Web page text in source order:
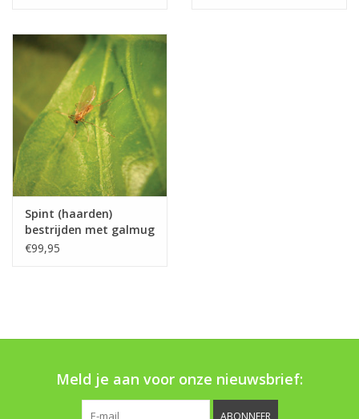
Boom bewatering
Nieuws
Treeportleden:
Merken
Spint (haarden)
bestrijden met galmug
Feltiella
€99,95
Meld je aan voor onze nieuwsbrief: